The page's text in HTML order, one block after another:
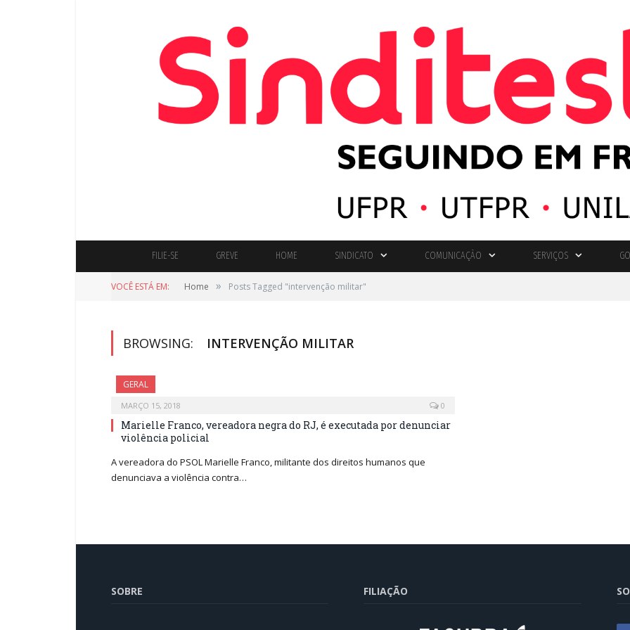
FILIE-SE GREVE HOME SINDICATO COMUNICAÇÃO SERVIÇOS
VOCÊ ESTÁ EM: Home » Posts Tagged "intervenção militar"
BROWSING: INTERVENÇÃO MILITAR
GERAL
MARÇO 15, 2018 0
Marielle Franco, vereadora negra do RJ, é executada por denunciar
violência policial
A vereadora do PSOL Marielle Franco, militante dos direitos humanos que
denunciava a violência contra…
SOBRE FILIAÇÃO